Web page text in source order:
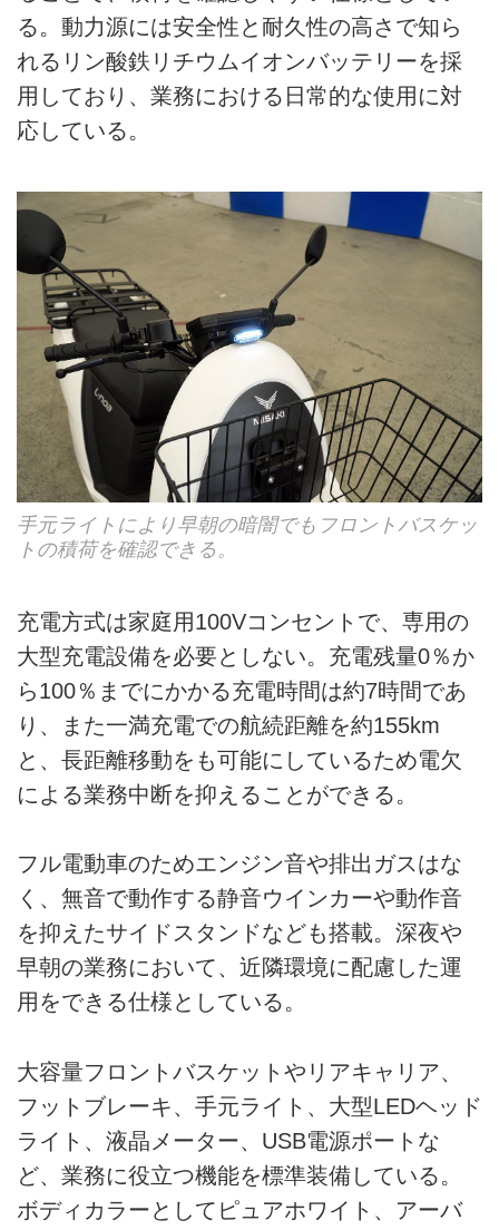
る。動力源には安全性と耐久性の高さで知ら
れるリン酸鉄リチウムイオンバッテリーを採
用しており、業務における日常的な使用に対
応している。
手元ライトにより早朝の暗闇でもフロントバスケッ
トの積荷を確認できる。
充電方式は家庭用100Vコンセントで、専用の
大型充電設備を必要としない。充電残量0％か
ら100％までにかかる充電時間は約7時間であ
り、また一満充電での航続距離を約155km
と、長距離移動をも可能にしているため電欠
による業務中断を抑えることができる。
フル電動車のためエンジン音や排出ガスはな
く、無音で動作する静音ウインカーや動作音
を抑えたサイドスタンドなども搭載。深夜や
早朝の業務において、近隣環境に配慮した運
用をできる仕様としている。
大容量フロントバスケットやリアキャリア、
フットブレーキ、手元ライト、大型LEDヘッド
ライト、液晶メーター、USB電源ポートな
ど、業務に役立つ機能を標準装備している。
ボディカラーとしてピュアホワイト、アーバ